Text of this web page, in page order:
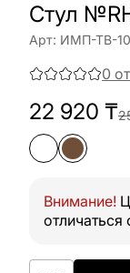
Стул
Арт: ИМП-ТВ-
0
22 920 ₸
Внимание!
отличаться